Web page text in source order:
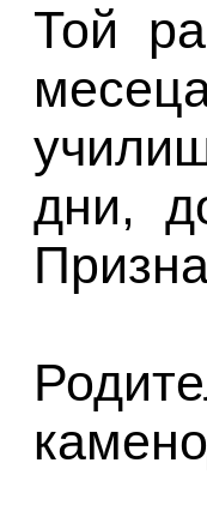
Той
дни,